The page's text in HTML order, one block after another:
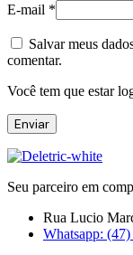
E-mail *
Salvar meus
comentar.
Você tem que estar
Seu parceiro em
Rua Lucio
Whatsapp: